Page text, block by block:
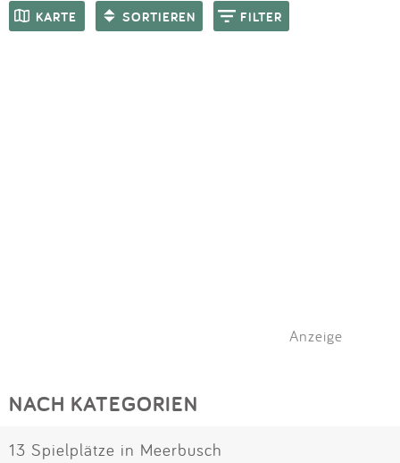
KARTE SORTIEREN FILTER
SPIELGERÄTE
Anzeige
NACH KATEGORIEN
13 Spielplätze in Meerbusch